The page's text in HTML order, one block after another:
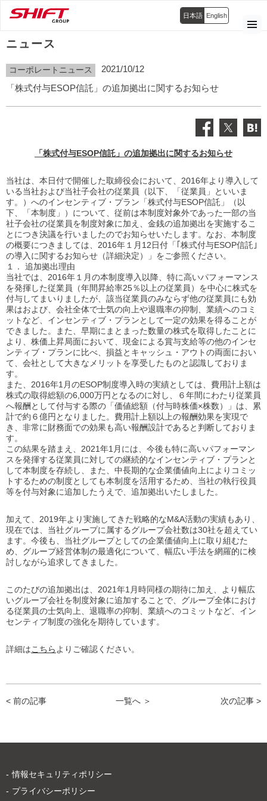
日本語 English
ニュース
コーポレートニュース
2021/10/12
「株式付与ESOP信託」の追加拠出に関するお知らせ
「株式付与ESOP信託」の追加拠出に関するお知らせ
当社は、本日付で開催した取締役会において、2016年より導入して
いる当社および当社子会社の従業員（以下、「従業員」といいま
す。）へのインセンティブ・プラン「株式付与ESOP信託」（以
下、「本制度」）について、従前は本制度対象外であった一部の当
社子会社の従業員を制度対象に加え、金銭の追加拠出を実施するこ
とにつき決議を行いましたのでお知らせいたします。なお、本制度
の概要につきましては、2016年１月12日付「｢株式付与ESOP信託｣
の導入に関するお知らせ（詳細決定）」をご参照ください。
１． 追加拠出理由
当社では、2016年１月の本制度導入以降、特に高いパフォーマンス
を発揮した従業員（年間昇給率25％以上の従業員）を中心に株式を
付与してまいりましたが、該当従業員のみならず他の従業員にも効
果はおよび、会社全体で士気の向上や退職率の抑制、業績へのコミ
ットなど、インセンティブ・プランとして一定の効果を得ることが
できました。また、早期にまとまった数量の株式を取得したことに
より、株価上昇局面において、現金による賞与支給等の他のインセ
ンティブ・プランに比べ、損益とキャッシュ・アウトの両面におい
て、会社として大きなメリットを享受したものと認識しておりま
す。
また、2016年1月のESOP制度導入時の実績としては、費用計上額は
株式の取得総額の6,000万円となるのに対し、６年間にわたり従業員
へ報酬として付与する際の「価値総額（付与時株価×株数）」は、累
計で約６億円となりました。費用計上額以上の報酬効果を実現で
き、非常に財務面での効果も高い報酬設計であると判断しておりま
す。
この結果を踏まえ、2021年1月には、今後も特に高いパフォーマン
スを発揮する従業員に対しての継続的なインセンティブ・プランと
して本制度を存続し、また、中長期的な企業価値向上によりコミッ
トするための制度としても本制度を活用するため、当社の執行役員
等を付与対象に追加したうえで、追加拠出いたしました。
加えて、2019年より実施してきた戦略的なM&A活動の実績もあり、
現在では、当社グループに属するグループ会社数は30社を超えてい
ます。今後も、当社グループとしての企業価値向上に取り組むた
め、グループ経営体制の最適化について、幅広い手法を網羅的に検
討しながら追求してきました。
このたびの追加拠出は、2021年1月時同様の期待に加え、より幅広
いグループ会社を制度対象に追加することで、グループ全体におけ
る従業員の士気向上、退職率の抑制、業績へのコミットなど、イン
センティブ制度の強化を期待しています。
詳細はこちら よりご確認ください。
< 前の記事 一覧へ ＞ 次の記事 >
情報セキュリティポリシー
プライバシーポリシー